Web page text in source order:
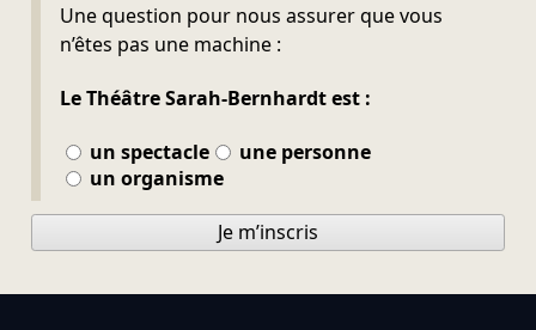
Une question pour nous assurer que vous
n’êtes pas une machine :
Le Théâtre Sarah-Bernhardt est :
un spectacle
une personne
un organisme
Ne pas remplir
Je m’inscris